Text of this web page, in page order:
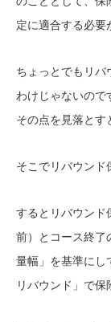
定に適合する必要
ちょっとでもリバ
わけじゃないので
その点を見落とす
そこでリバウンド
するとリバウンド
前）とコース終了
量幅」を基準にし
リバウンド」で保